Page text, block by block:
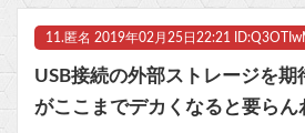
11. 匿名 2019年02月25日22:21
USB接続の外部ストレージを期
がここまでデカくなると要らん